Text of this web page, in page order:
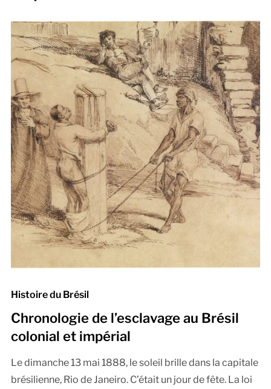
Histoire du Brésil
Chronologie de l’esclavage au Brésil
colonial et impérial
Le dimanche 13 mai 1888, le soleil brille dans la capitale
brésilienne, Rio de Janeiro. C’était un jour de fête. La loi